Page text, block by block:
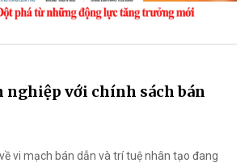
nghiệp với chính sách bán
vi mạch bán dẫn và trí tuệ nhân tạo đang